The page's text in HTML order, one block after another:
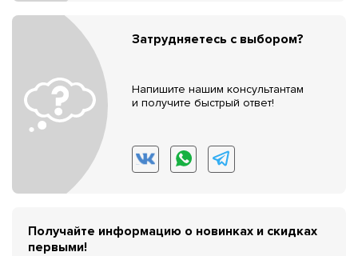
Затрудняетесь с выбором?
Напишите нашим консультантам
и получите быстрый ответ!
Получайте информацию о новинках и скидках
первыми!